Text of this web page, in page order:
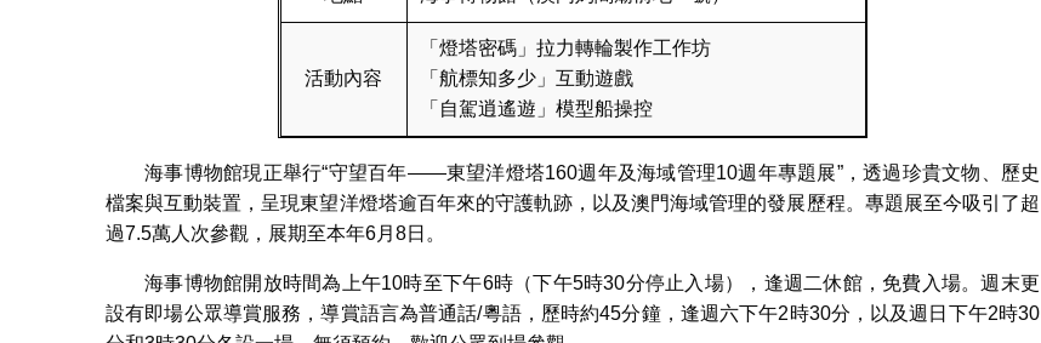
活動內容
「燈塔密碼」拉力轉輪製作工作坊
「航標知多少」互動遊戲
「自駕逍遙遊」模型船操控
海事博物館現正舉行“守望百年——東望洋燈塔160週年及海域管理10週年專題展”，透過珍貴文物、歷史
檔案與互動裝置，呈現東望洋燈塔逾百年來的守護軌跡，以及澳門海域管理的發展歷程。專題展至今吸引了超
過7.5萬人次參觀，展期至本年6月8日。
海事博物館開放時間為上午10時至下午6時（下午5時30分停止入場），逢週二休館，免費入場。週末更
設有即場公眾導賞服務，導賞語言為普通話/粵語，歷時約45分鐘，逢週六下午2時30分，以及週日下午2時30